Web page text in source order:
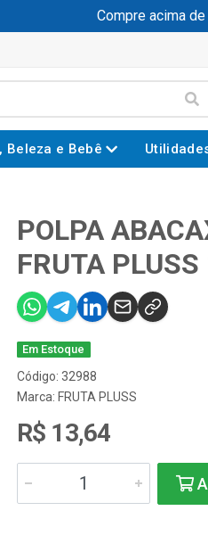
Compre acima de
Beleza e Bebê
POLPA
FRUTA PLUSS
Em Estoque
Código: 32988
Marca: FRUTA PLUSS
R$ 13,64